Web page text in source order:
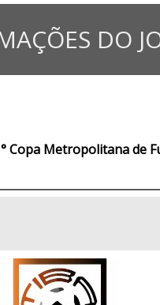
DO
Copa Metropolitana de